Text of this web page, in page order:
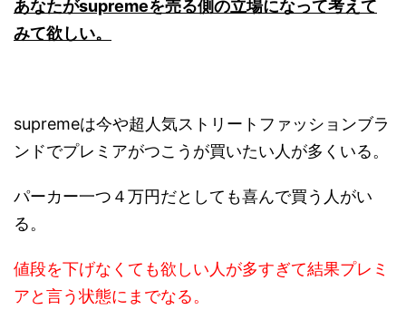
あなたがsupremeを売る側の立場になって考えて
みて欲しい。
supremeは今や超人気ストリートファッションブラ
ンドでプレミアがつこうが買いたい人が多くいる。
パーカー一つ４万円だとしても喜んで買う人がい
る。
値段を下げなくても欲しい人が多すぎて結果プレミ
アと言う状態にまでなる。